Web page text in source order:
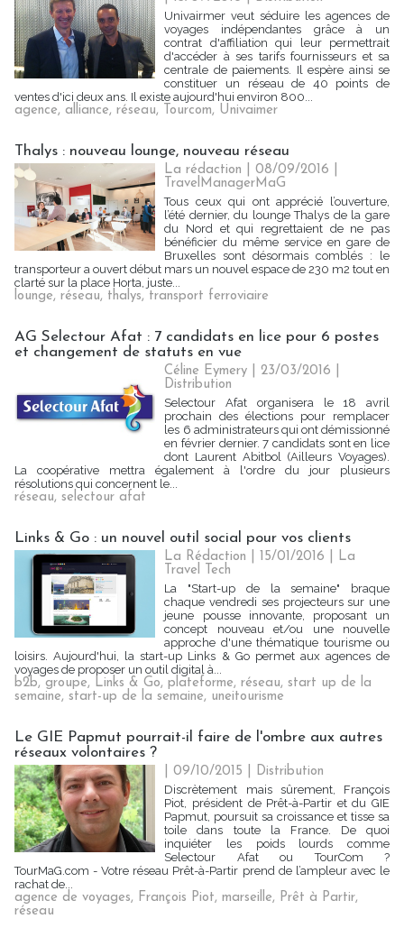
Univairmer veut séduire les agences de
voyages indépendantes grâce à un
contrat d'affiliation qui leur permettrait
d'accéder à ses tarifs fournisseurs et sa
centrale de paiements. Il espère ainsi se
constituer un réseau de 40 points de
ventes d'ici deux ans. Il existe aujourd'hui environ 800...
agence, alliance, réseau, Tourcom, Univaimer
Thalys : nouveau lounge, nouveau réseau
La rédaction | 08/09/2016
TravelManagerMaG
Tous ceux qui ont apprécié l’ouverture,
l’été dernier, du lounge Thalys de la gare
du Nord et qui regrettaient de ne pas
bénéficier du même service en gare de
Bruxelles sont désormais comblés : le
transporteur a ouvert début mars un nouvel espace de 230 m2 tout en
clarté sur la place Horta, juste...
lounge, réseau, thalys, transport ferroviaire
AG Selectour Afat : 7 candidats en lice pour 6 postes
et changement de statuts en vue
Céline Eymery | 23/03/2016
Distribution
Selectour Afat organisera le 18 avril
prochain des élections pour remplacer
les 6 administrateurs qui ont démissionné
en février dernier. 7 candidats sont en lice
dont Laurent Abitbol (Ailleurs Voyages).
La coopérative mettra également à l'ordre du jour plusieurs
résolutions qui concernent le...
réseau, selectour afat
Links & Go : un nouvel outil social pour vos clients
La Rédaction | 15/01/2016
La
Travel Tech
La "Start-up de la semaine" braque
chaque vendredi ses projecteurs sur une
jeune pousse innovante, proposant un
concept nouveau et/ou une nouvelle
approche d'une thématique tourisme ou
loisirs. Aujourd'hui, la start-up Links & Go permet aux agences de
voyages de proposer un outil digital à...
b2b, groupe, Links & Go, plateforme, réseau, start up de la
semaine, start-up de la semaine, uneitourisme
Le GIE Papmut pourrait-il faire de l'ombre aux autres
réseaux volontaires ?
| 09/10/2015
Distribution
Discrètement mais sûrement, François
Piot, président de Prêt-à-Partir et du GIE
Papmut, poursuit sa croissance et tisse sa
toile dans toute la France. De quoi
inquiéter les poids lourds comme
Selectour Afat ou TourCom ?
TourMaG.com - Votre réseau Prêt-à-Partir prend de l’ampleur avec le
rachat de...
agence de voyages, François Piot, marseille, Prêt à Partir,
réseau